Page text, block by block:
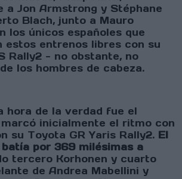
a Jon Armstrong y Stéphane
Blach, junto a Mauro
los únicos españoles que
estos entrenos libres con su
Rally2 - no obstante, no
los hombres de cabeza.
hora de la verdad fue el
inicialmente el ritmo con
su Toyota GR Yaris Rally2. El
por 369 milésimas a
tercero Korhonen y cuarto
de Andrea Mabellini y